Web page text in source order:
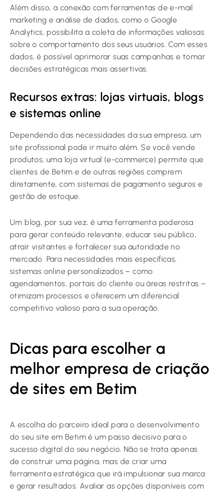
Além disso, a conexão com ferramentas de e-mail
marketing e análise de dados, como o Google
Analytics, possibilita a coleta de informações valiosas
sobre o comportamento dos seus usuários. Com esses
dados, é possível aprimorar suas campanhas e tomar
decisões estratégicas mais assertivas.
Recursos extras: lojas virtuais, blogs
e sistemas online
Dependendo das necessidades da sua empresa, um
site profissional pode ir muito além. Se você vende
produtos, uma loja virtual (e-commerce) permite que
clientes de Betim e de outras regiões comprem
diretamente, com sistemas de pagamento seguros e
gestão de estoque.
Um blog, por sua vez, é uma ferramenta poderosa
para gerar conteúdo relevante, educar seu público,
atrair visitantes e fortalecer sua autoridade no
mercado. Para necessidades mais específicas,
sistemas online personalizados – como
agendamentos, portais do cliente ou áreas restritas –
otimizam processos e oferecem um diferencial
competitivo valioso para a sua operação.
Dicas para escolher a
melhor empresa de criação
de sites em Betim
A escolha do parceiro ideal para o desenvolvimento
do seu site em Betim é um passo decisivo para o
sucesso digital do seu negócio. Não se trata apenas
de construir uma página, mas de criar uma
ferramenta estratégica que irá impulsionar sua marca
e gerar resultados. Avaliar as opções disponíveis com